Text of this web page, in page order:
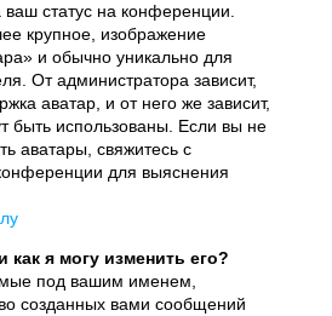
статус на конференции.
крупное, изображение
и обычно уникально для
От администратора зависит,
аватар, и от него же зависит,
быть использованы. Если вы не
аватары, свяжитесь с
для выяснения
как я могу изменить его?
под вашим именем,
созданных вами сообщений